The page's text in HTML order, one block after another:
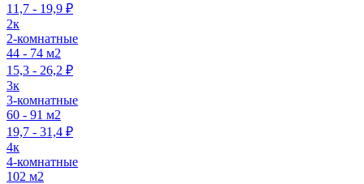
11,7 - 19,9 ₽
2к
2-комнатные
44 - 74 м2
15,3 - 26,2 ₽
3к
3-комнатные
60 - 91 м2
19,7 - 31,4 ₽
4к
4-комнатные
102 м2